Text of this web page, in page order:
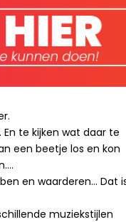
te kijken wat daar te
een beetje los en kon
en waarderen… Dat
muziekstijlen